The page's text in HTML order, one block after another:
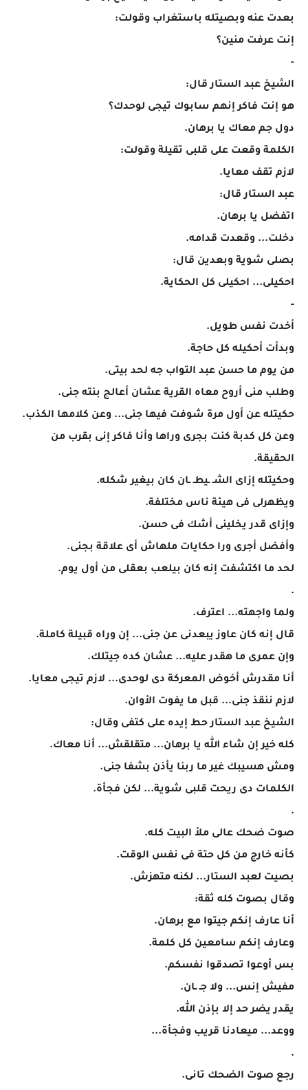
بعدت عنه وبصيتله باستغراب وقولت:
إنت عرفت منين؟
-
الشيخ عبد الستار قال:
هو إنت فاكر إنهم سابوك تيجى لوحدك؟
دول جم معاك يا برهان.
الكلمة وقعت على قلبى تقيلة وقولت:
لازم تقف معايا.
عبد الستار قال:
اتفضل يا برهان.
دخلت... وقعدت قدامه.
بصلى شوية وبعدين قال:
احكيلى... احكيلى كل الحكاية.
-
أخدت نفس طويل.
وبدأت أحكيله كل حاجة.
من يوم ما حسن عبد التواب جه لحد بيتى.
وطلب منى أروح معاه القرية عشان أعالج بنته جنى.
حكيتله عن أول مرة شوفت فيها جنى... وعن كلامها الكذب.
وعن كل كدبة كنت بجرى وراها وأنا فاكر إنى بقرب من
الحقيقة.
وحكيتله إزاى الشـ ـيطـ ـان كان بيغير شكله.
ويظهرلى فى هيئة ناس مختلفة.
وإزاى قدر يخلينى أشك فى حسن.
وأفضل أجرى ورا حكايات ملهاش أى علاقة بجنى.
لحد ما اكتشفت إنه كان بيلعب بعقلى من أول يوم.
.
ولما واجهته... اعترف.
قال إنه كان عاوز يبعدنى عن جنى... إن وراه قبيلة كاملة.
وإن عمرى ما هقدر عليه... عشان كده جيتلك.
أنا مقدرش أخوض المعركة دى لوحدى... لازم تيجى معايا.
لازم ننقذ جنى... قبل ما يفوت الأوان.
الشيخ عبد الستار حط إيده على كتفى وقال:
كله خير إن شاء الله يا برهان... متقلقش... أنا معاك.
ومش هسيبك غير ما ربنا يأذن بشفا جنى.
الكلمات دى ريحت قلبى شوية... لكن فجأة.
.
صوت ضحك عالى ملأ البيت كله.
كأنه خارج من كل حتة فى نفس الوقت.
بصيت لعبد الستار... لكنه متهزش.
وقال بصوت كله ثقة:
أنا عارف إنكم جيتوا مع برهان.
وعارف إنكم سامعين كل كلمة.
بس أوعوا تصدقوا نفسكم.
مفيش إنس... ولا جـ ـان.
يقدر يضر حد إلا بإذن الله.
ووعد... ميعادنا قريب وفجأة...
.
رجع صوت الضحك تانى.